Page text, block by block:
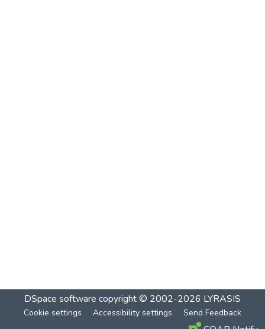
DSpace software copyright © 2002-2026 LYRASIS
Cookie settings Accessibility settings Send Feedback